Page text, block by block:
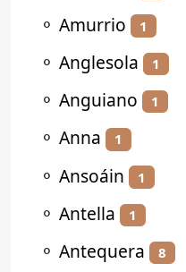
⚬ Amurrio 1
⚬ Anglesola 1
⚬ Anguiano 1
⚬ Anna 1
⚬ Ansoáin 1
⚬ Antella 1
⚬ Antequera 8